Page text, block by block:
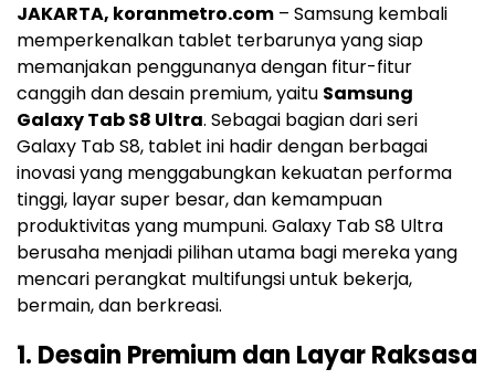
JAKARTA, koranmetro.com – Samsung kembali
memperkenalkan tablet terbarunya yang siap
memanjakan penggunanya dengan fitur-fitur
canggih dan desain premium, yaitu Samsung
Galaxy Tab S8 Ultra. Sebagai bagian dari seri
Galaxy Tab S8, tablet ini hadir dengan berbagai
inovasi yang menggabungkan kekuatan performa
tinggi, layar super besar, dan kemampuan
produktivitas yang mumpuni. Galaxy Tab S8 Ultra
berusaha menjadi pilihan utama bagi mereka yang
mencari perangkat multifungsi untuk bekerja,
bermain, dan berkreasi.
1. Desain Premium dan Layar Raksasa